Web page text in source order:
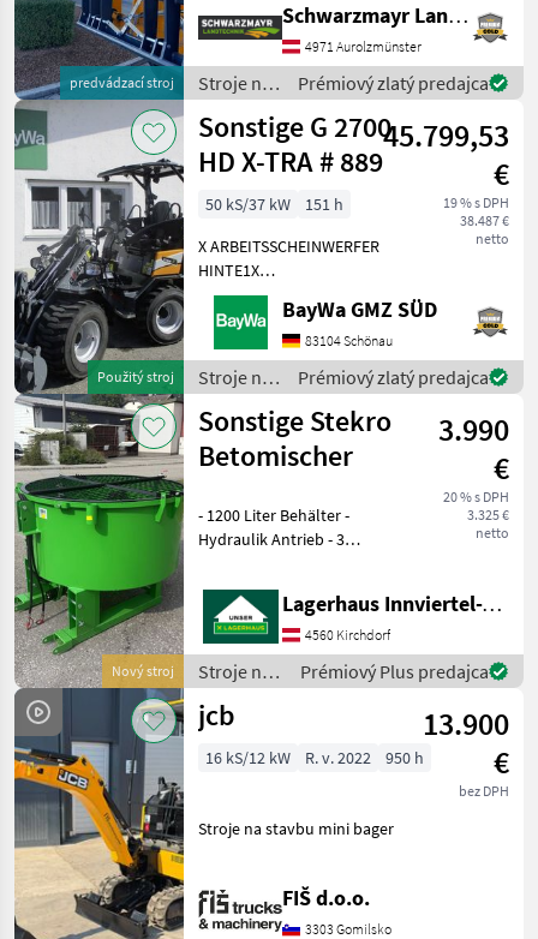
predvádzací stroj
nosnosťou 3, 0 t VFG –
použitý Predajný tím
spoločnosti Schwarzmayr v
Schwarzmayr Landtechnik GmbH - Aurolzmünster
4971 Aurolzmünster
Stroje na
stavbu /
Sonstige
Prémiový zlatý predajca
Použitý stroj
Sonstige G 2700
HD X-TRA # 889
45.799,53
€
19 % s DPH
38.487 €
netto
50 kS/37 kW
151 h
X ARBEITSSCHEINWERFER
HINTE1X
ARBEITSSCHEINWERFER
VORNE1X
HECKGEWICHTSPLATTE 62
KG1X
HYDRAULIKKREISLAUF
DPPPEL31X15.50-15
SKIDDATENBESCHEINIGUNG
BRD 20 KMDRUCKFREIER
BayWa GMZ SÜD
83104 Schönau
Stroje na
stavbu /
Sonstige
Prémiový zlatý predajca
Nový stroj
Sonstige Stekro
Betomischer
3.990
€
20 % s DPH
3.325 €
netto
- 1200 Liter Behälter -
Hydraulik Antrieb - 3
Stapleraufnahme -
Auslaufschieber hinten und
rechts - Auslaufrutsche -
Sackaufreißer
Lagerhaus Innviertel-Traunviertel-Urfahr eGen, Kirchdorf
4560 Kirchdorf
Stroje na
stavbu /
Sonstige
Prémiový Plus predajca
jcb
13.900
€
bez DPH
16 kS/12 kW R. v. 2022 950 h
Stroje na stavbu mini bager
FIŠ d.o.o.
3303 Gomilsko